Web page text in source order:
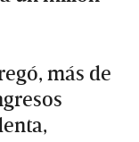
más de